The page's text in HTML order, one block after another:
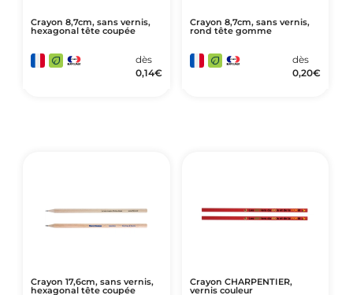
Crayon 8,7cm, sans vernis,
hexagonal tête coupée
dès
0,14€
Crayon 8,7cm, sans vernis,
rond tête gomme
dès
0,20€
Crayon 17,6cm, sans vernis,
hexagonal tête coupée
Crayon CHARPENTIER,
vernis couleur